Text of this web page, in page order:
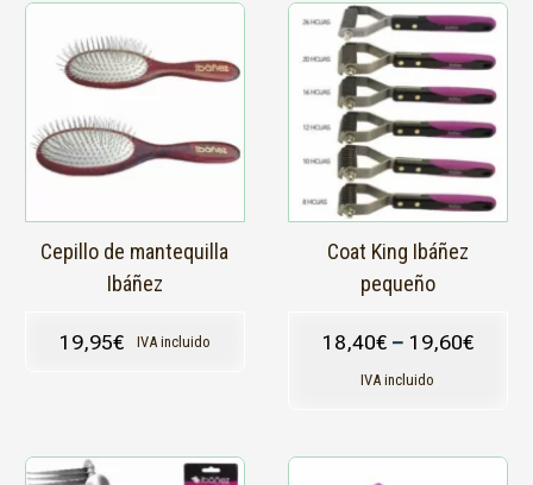
Cepillo de mantequilla
Ibáñez
19,95€ IVA incluido
Este
producto
tiene
múltiples
Las
opciones
elegir
en
producto
Coat King Ibáñez
pequeño
18,40€ – 19,60€
IVA incluido
Este
producto
tiene
múltiples
variantes.
Las
opciones
pueden
elegir
producto